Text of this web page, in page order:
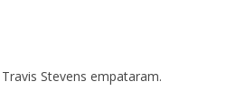
Stevens empataram.